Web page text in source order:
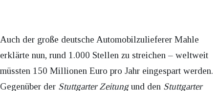
Auch der große deutsche Automobilzulieferer Mahle
erklärte nun, rund 1.000 Stellen zu streichen – weltweit
müssten 150 Millionen Euro pro Jahr eingespart werden.
Gegenüber der Stuttgarter Zeitungund den Stuttgarter